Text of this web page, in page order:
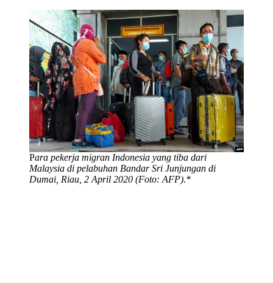
Para pekerja migran Indonesia yang tiba dari
Malaysia di pelabuhan Bandar Sri Junjungan di
Dumai, Riau, 2 April 2020 (Foto: AFP).*